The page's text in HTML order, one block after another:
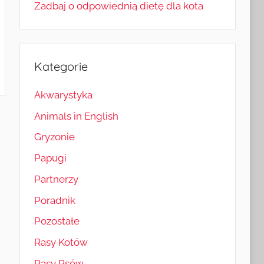
Zadbaj o odpowiednią dietę dla kota
Kategorie
Akwarystyka
Animals in English
Gryzonie
Papugi
Partnerzy
Poradnik
Pozostałe
Rasy Kotów